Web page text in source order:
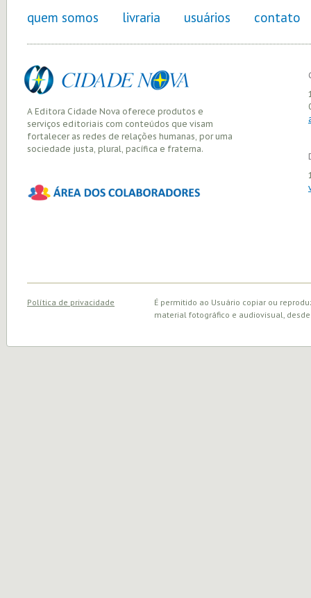
quem somos livraria usuários contato
A Editora Cidade Nova oferece produtos e
serviços editoriais com conteúdos que visam
fortalecer as redes de relações humanas, por uma
sociedade justa, plural, pacífica e fraterna.
Política de privacidade
É permitido ao Usuário copiar ou
material fotográfico e audiovisual,